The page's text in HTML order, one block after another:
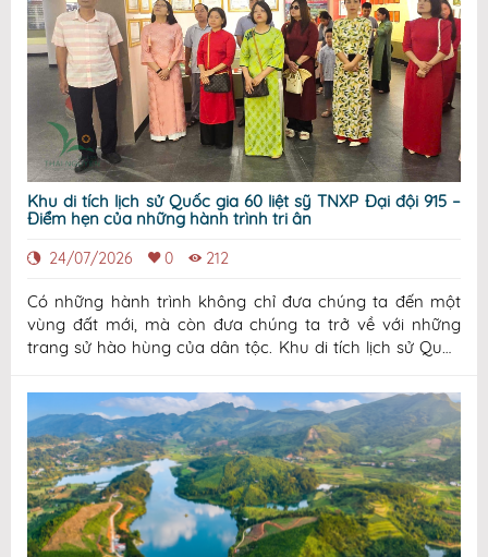
Khu di tích lịch sử Quốc gia 60 liệt sỹ TNXP Đại đội 915 –
Điểm hẹn của những hành trình tri ân
24/07/2026 0 212
Có những hành trình không chỉ đưa chúng ta đến một
vùng đất mới, mà còn đưa chúng ta trở về với những
trang sử hào hùng của dân tộc. Khu di tích lịch sử Quốc
trở thành điểm dừng chân ý nghĩa để mỗi du khách lắng
lòng trước những ký ức bi trá